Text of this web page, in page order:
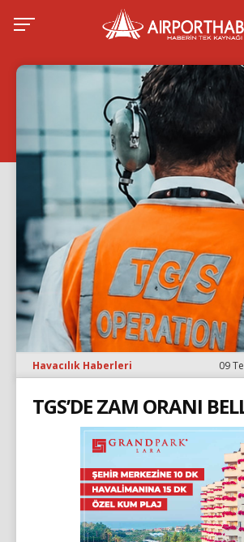
Havacılık Haberleri 09
TGS’DE ZAM ORANI